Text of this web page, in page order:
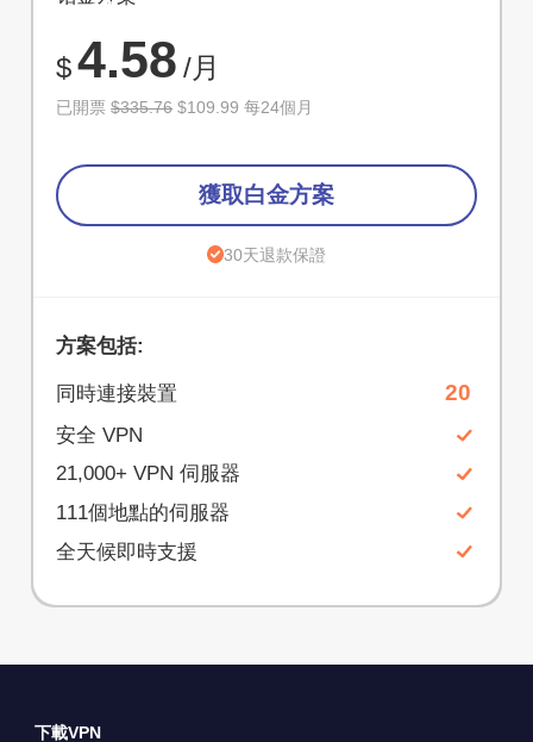
67%
$4.58 /月
已開票$335.76 $109.99 每24個月
獲取白金方案
30天退款保證
方案包括:
同時連接裝置 20
安全 VPN
21,000+ VPN 伺服器
111個地點的伺服器
全天候即時支援
下載VPN